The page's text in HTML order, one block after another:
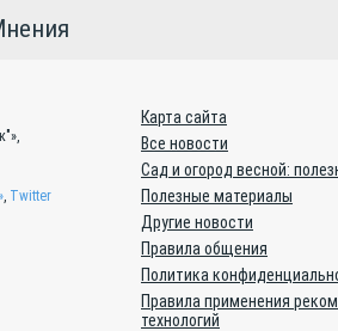
, Twitter
Карта сайта
Все новости
Сад и огород весной:
Полезные материалы
Другие новости
Правила общения
Политика
Правила применения
технологий